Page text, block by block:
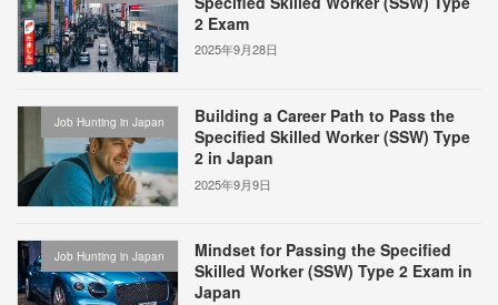
2 Exam
2025年9月28日
Job Hunting in Japan
Building a Career Path to Pass the
Specified Skilled Worker (SSW) Type
2 in Japan
2025年9月9日
Job Hunting in Japan
Mindset for Passing the Specified
Skilled Worker (SSW) Type 2 Exam in
Japan